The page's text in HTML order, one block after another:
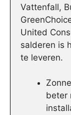
Vattenfall,
United
salderen is
te leveren.
beter